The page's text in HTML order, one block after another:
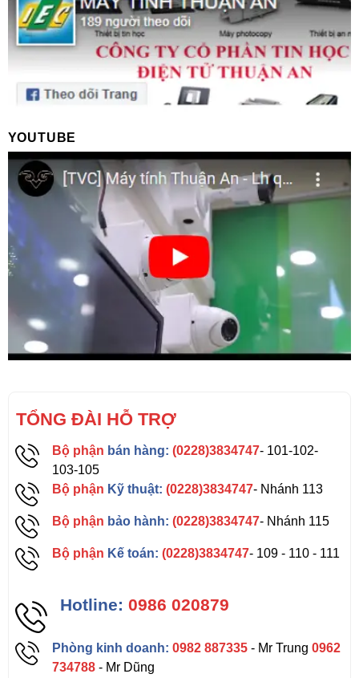
YOUTUBE
TỔNG ĐÀI HỖ TRỢ
Bộ phận bán hàng: (0228)3834747- 101-102-
103-105
Bộ phận Kỹ thuật: (0228)3834747- Nhánh 113
Bộ phận bảo hành: (0228)3834747- Nhánh 115
Bộ phận Kế toán: (0228)3834747- 109 - 110 - 111
Hotline: 0986 020879
Phòng kinh doanh: 0982 887335 - Mr Trung0962
734788 - Mr Dũng